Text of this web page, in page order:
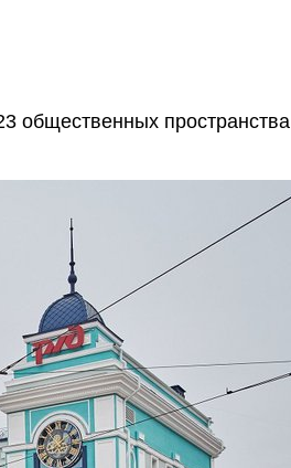
общественных пространства